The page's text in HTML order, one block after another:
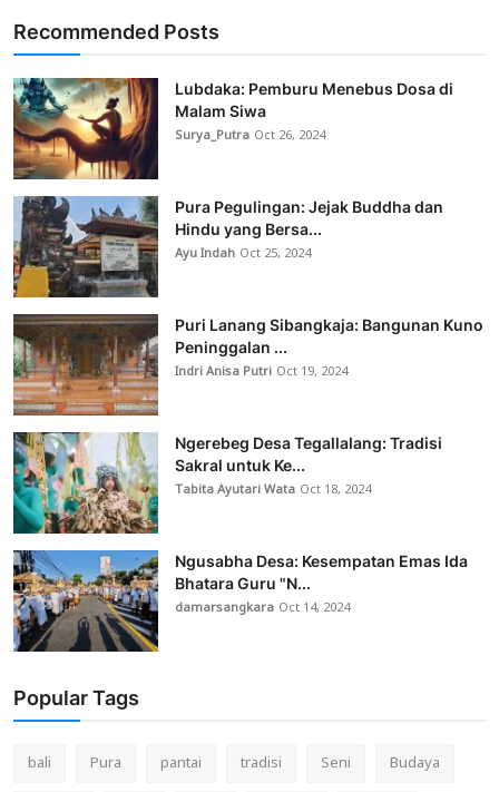
Recommended Posts
Lubdaka: Pemburu Menebus Dosa di
Malam Siwa
Surya_Putra Oct 26, 2024
Pura Pegulingan: Jejak Buddha dan
Hindu yang Bersa...
Ayu Indah Oct 25, 2024
Puri Lanang Sibangkaja: Bangunan Kuno
Peninggalan ...
Indri Anisa Putri Oct 19, 2024
Ngerebeg Desa Tegallalang: Tradisi
Sakral untuk Ke...
Tabita Ayutari Wata Oct 18, 2024
Ngusabha Desa: Kesempatan Emas Ida
Bhatara Guru "N...
damarsangkara Oct 14, 2024
Popular Tags
bali Pura pantai tradisi Seni
Budaya